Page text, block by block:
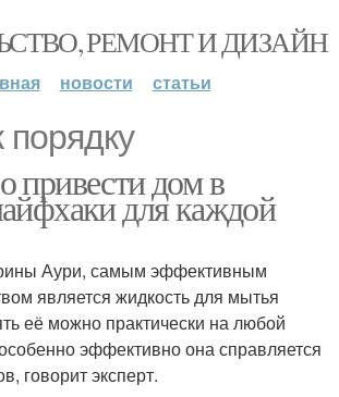
РЕМОНТ И ДИЗАЙН
новости статьи
привести дом в
для каждой
Аури, самым эффективным
является жидкость для мытья
её можно практически на любой
эффективно она справляется
говорит эксперт.